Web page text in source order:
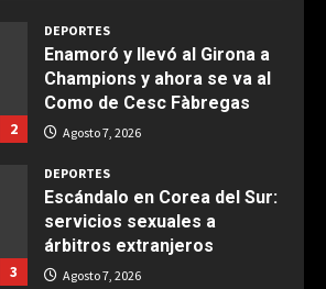
COCINA
Ensalada de espinacas
deliciosa
COCINA
Boquerones fritos en
freidora de aire
2
DEPORTES
Enamoró y llevó al Girona a
Champions y ahora se va al
Como de Cesc Fàbregas
Agosto 7, 2026
3
DEPORTES
Escándalo en Corea del Sur:
servicios sexuales a
árbitros extranjeros
Agosto 7, 2026